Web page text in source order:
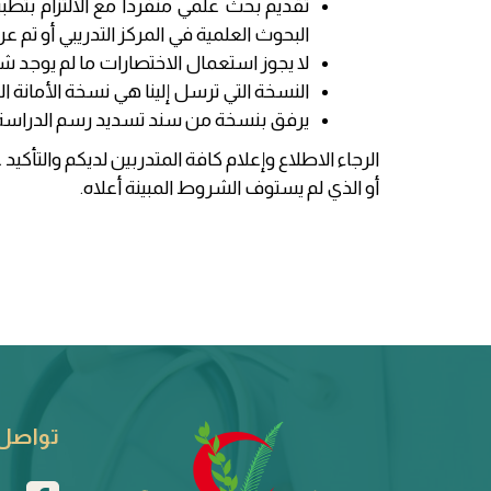
تقديم بحث علمي منفرداً مع الالتزام
البحوث العلمية في المركز التدريبي أو
لا يجوز استعمال الاختصارات ما لم
النسخة التي ترسل إلينا هي نسخة
يرفق بنسخة من سند تسديد رسم
الرجاء الاطلاع وإعلام كافة المتدربين لديكم
أو الذي لم يستوف الشروط المبينة أعلاه.